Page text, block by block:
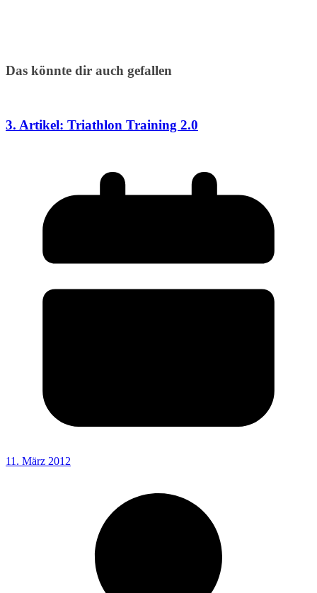
Das könnte dir auch gefallen
3. Artikel: Triathlon Training 2.0
11. März 2012